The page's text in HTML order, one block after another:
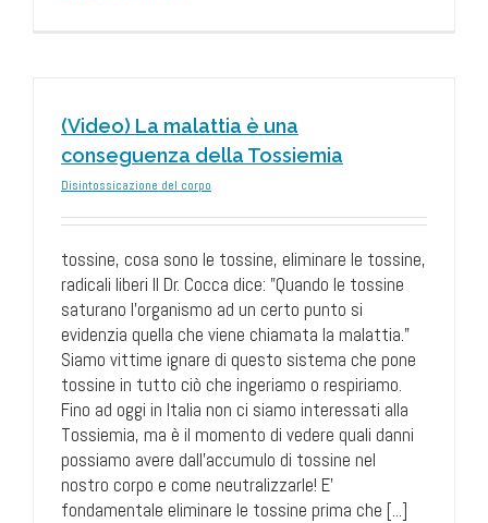
(Video) La malattia è una
conseguenza della Tossiemia
Disintossicazione del corpo
tossine, cosa sono le tossine, eliminare le tossine,
radicali liberi Il Dr. Cocca dice: "Quando le tossine
saturano l'organismo ad un certo punto si
evidenzia quella che viene chiamata la malattia."
Siamo vittime ignare di questo sistema che pone
tossine in tutto ciò che ingeriamo o respiriamo.
Fino ad oggi in Italia non ci siamo interessati alla
Tossiemia, ma è il momento di vedere quali danni
possiamo avere dall'accumulo di tossine nel
nostro corpo e come neutralizzarle! E'
fondamentale eliminare le tossine prima che [...]